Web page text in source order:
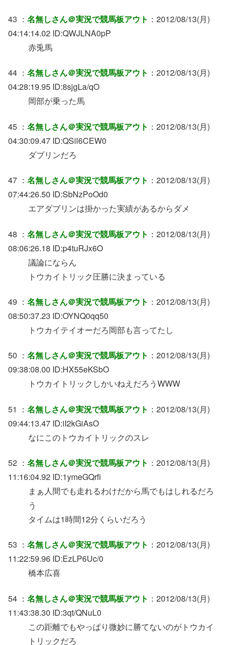
43 ： 名無しさん＠実況で競馬板アウト ：2012/08/13(月)
04:14:14.02 ID:QWJLNA0pP
赤兎馬
44 ： 名無しさん＠実況で競馬板アウト ：2012/08/13(月)
04:28:19.95 ID:8sjgLa/qO
岡部が乗った馬
45 ： 名無しさん＠実況で競馬板アウト ：2012/08/13(月)
04:30:09.47 ID:QSil6CEW0
ダブリンだろ
47 ： 名無しさん＠実況で競馬板アウト ：2012/08/13(月)
07:44:26.50 ID:SbNzPoOd0
エアダブリンは掛かった実績があるからダメ
48 ： 名無しさん＠実況で競馬板アウト ：2012/08/13(月)
08:06:26.18 ID:p4tuRJx6O
議論にならん
トウカイトリック圧勝に決まっている
49 ： 名無しさん＠実況で競馬板アウト ：2012/08/13(月)
08:50:37.23 ID:OYNQ0qq50
トウカイテイオーだろ岡部も言ってたし
50 ： 名無しさん＠実況で競馬板アウト ：2012/08/13(月)
09:38:08.00 ID:HX55eKSbO
トウカイトリックしかいねえだろうWWW
51 ： 名無しさん＠実況で競馬板アウト ：2012/08/13(月)
09:44:13.47 ID:iI2kGiAsO
なにこのトウカイトリックのスレ
52 ： 名無しさん＠実況で競馬板アウト ：2012/08/13(月)
11:16:04.92 ID:1ymeGQrfi
まぁ人間でも走れるわけだから馬でもはしれるだろ
う
タイムは1時間12分くらいだろう
53 ： 名無しさん＠実況で競馬板アウト ：2012/08/13(月)
11:22:59.96 ID:EzLP6Uc/0
橋本広喜
54 ： 名無しさん＠実況で競馬板アウト ：2012/08/13(月)
11:43:38.30 ID:3qt/QNuL0
この距離でもやっぱり微妙に勝てないのがトウカイ
トリックだろ